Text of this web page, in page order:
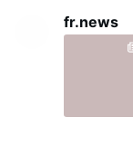
fr.news